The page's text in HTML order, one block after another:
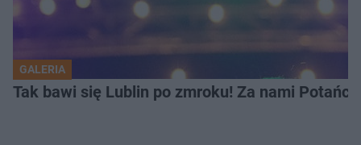
GALERIA
Tak bawi się Lublin po zmroku! Za nami